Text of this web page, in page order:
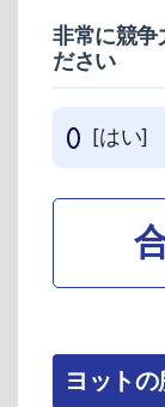
非常に競争
ださい
[はい]
ヨット